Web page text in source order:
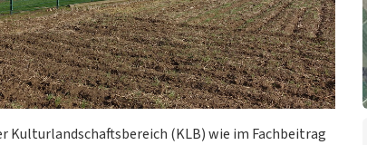
Kulturlandschaftsbereich (KLB) wie im Fachbeitrag